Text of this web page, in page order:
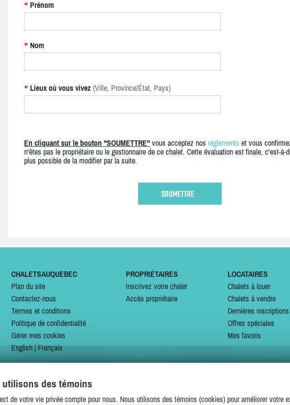
* Prénom
* Nom
* Lieux où vous vivez (Ville, Province/État, Pays)
En cliquant sur le bouton "SOUMETTRE" vous acceptez nos règlements et vous
n'êtes pas le propriétaire ou le gestionnaire de ce chalet. Cette évaluation est finale, c'est-à-
plus possible de la modifier par la suite.
CHALETSAUQUEBEC
Plan du site
Contactez-nous
Termes et conditions
Politique de confidentialité
Gérer mes cookies
English|Français
PROPRIÉTAIRES
Inscrivez votre chalet
Accès propriétaire
LOCATAIRES
Chalets à louer
Chalets à vendre
Dernières inscriptions
Offres spéciales
Mes favoris
SUIVEZ-NOUS SUR
utilisons des témoins
de votre vie privée compte pour nous. Nous utilisons des témoins (cookies) pour améliorer votre